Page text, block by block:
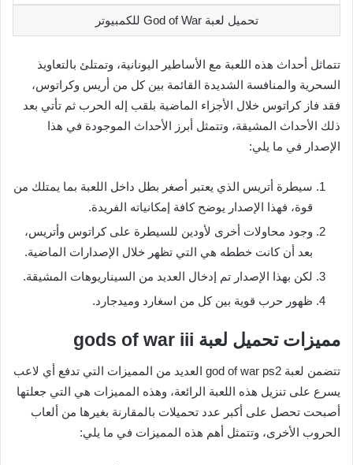
تحميل لعبة God of War للكمبيوتر
تتماثل أحداث هذه اللعبة مع الأساطير اليونانية، وتمتلئ بالتعاويذ
السحرية والمنافسة الشديدة القائمة بين كل من أريس وكراتوس،
فقد فاز كراتوس خلال الأجزاء الماضية بلقب إله الحرب ثم تأتي بعد
ذلك الأحداث المشيقة، وتتمثل أبرز الأحداث الموجودة في هذا
الإصدار في ما يلي:
سيطرة أتريس الذي يعتبر أصغر بطل داخل اللعبة بما يمتلك من
قوة، فهذا الإصدار يوضح كافة إمكانياته الفريدة.
وجود محاولات أخرى لأودين للسيطرة على كراتوس وأتريس،
بعد أن كانت خططه هي التي تظهر خلال الإصدارات الماضية.
لكن بهذا الإصدار تم إدخال العديد من السيناريوهات المشيقة.
ظهور حرب قوية بين كل من اسغارد وميدجارد.
مميزات تحميل لعبة gods of war iii
تتضمن لعبة god of war ps2 العديد من المميزات التي تدفع أي لاعب
يسرع على تنزيل هذه اللعبة الرائعة، وهذه المميزات هي التي جعلتها
أصبحت تحصل على أكبر عدد تحميلات بالمقارنة بغيرها من ألعاب
الحروب الأخرى، وتتمثل أهم هذه المميزات في ما يلي: